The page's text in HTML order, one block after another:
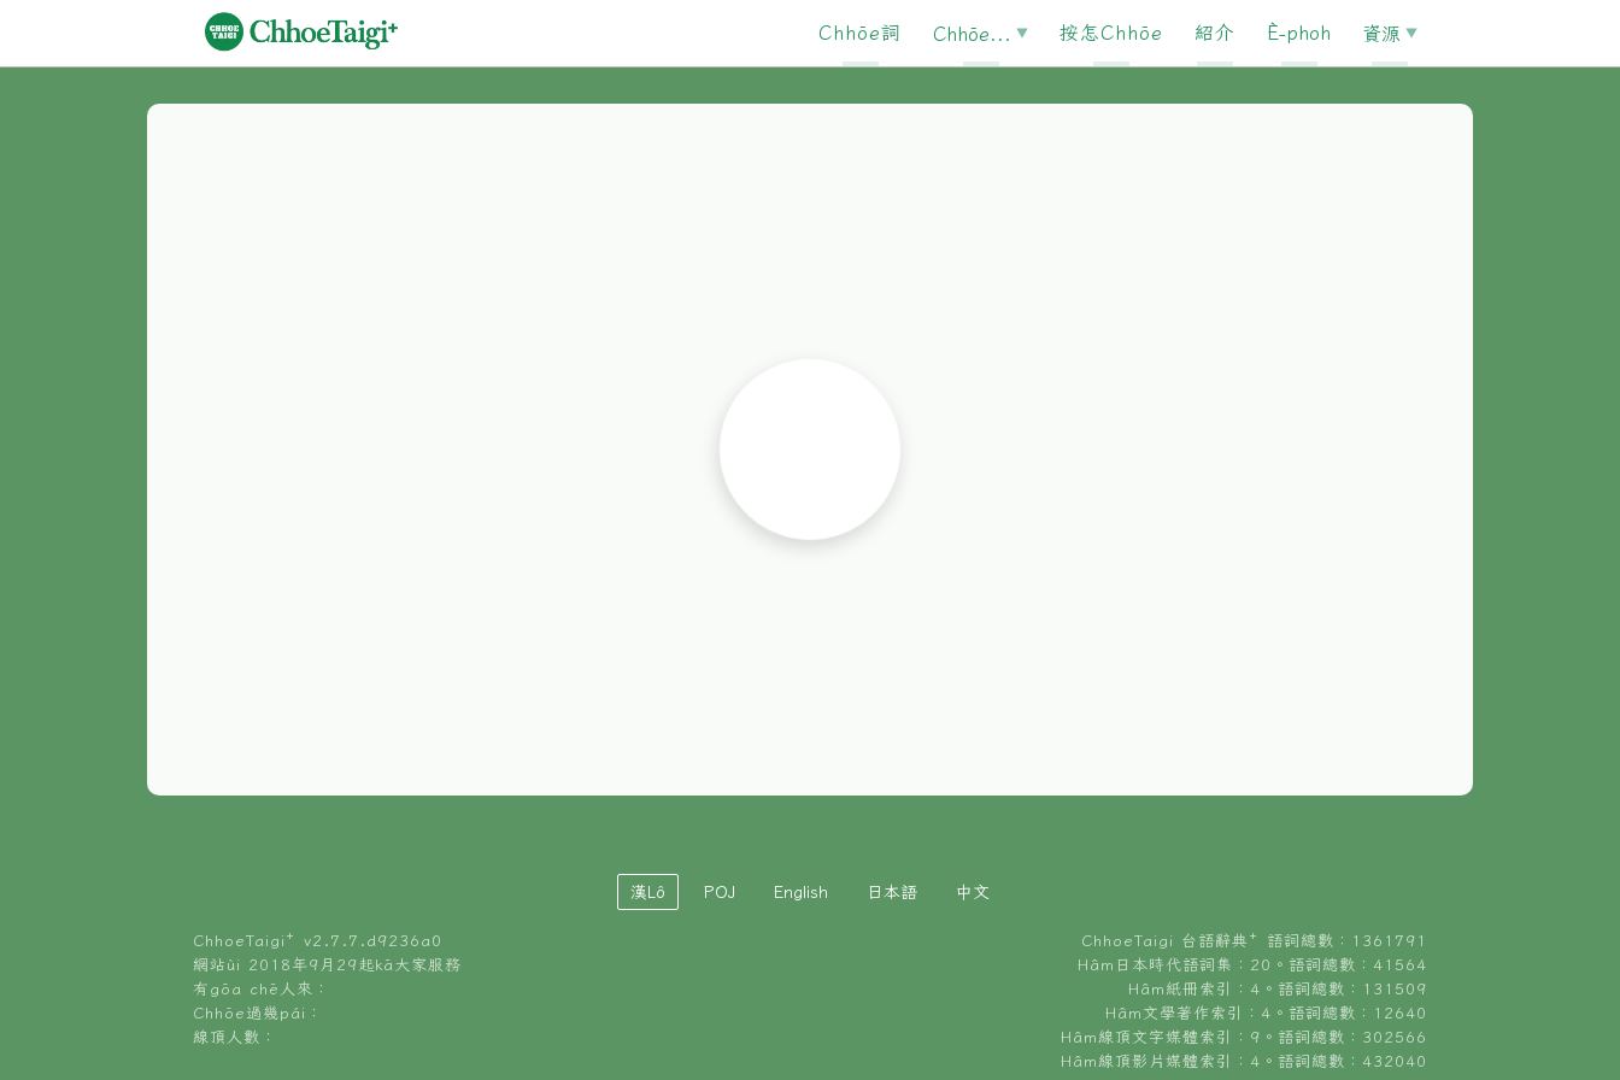
Chhōe詞 Chhōe... 按怎Chhōe 紹介 È-phoh 資源
漢Lô POJ English 日本語 中文
ChhoeTaigi⁺ v2.7.7.d9236a0
網站ùi 2018年9月29起kā大家服務
有gōa chē人來：
Chhōe過幾pái：
線頂人數：
ChhoeTaigi 台語辭典⁺ 語詞總數：1361791
Hâm日本時代語詞集：20。語詞總數：41564
Hâm紙冊索引：4。語詞總數：131509
Hâm文學著作索引：4。語詞總數：12640
Hâm線頂文字媒體索引：9。語詞總數：302566
Hâm線頂影片媒體索引：4。語詞總數：432040